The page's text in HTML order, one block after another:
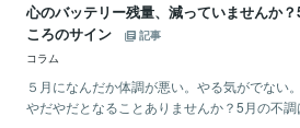
心のバッテリー残量、減っていませんか
ころのサイン
記事
コラム
５月になんだか体調が悪い。やる気がでない
やだやだとなることありませんか？5月の不調